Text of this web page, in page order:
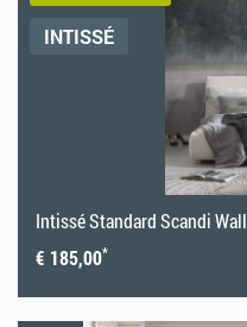
INTISSÉ
Intissé Standard Scandi Wall
€ 185,00*